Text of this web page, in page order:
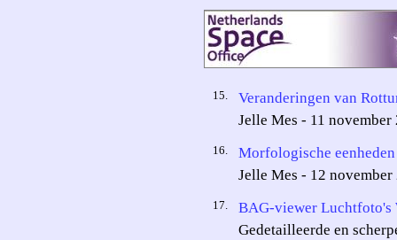
15.
Veranderingen van
Jelle Mes - 11 november
16.
Morfologische
Jelle Mes - 12 november
17.
BAG-viewer Luchtfoto's
Gedetailleerde en